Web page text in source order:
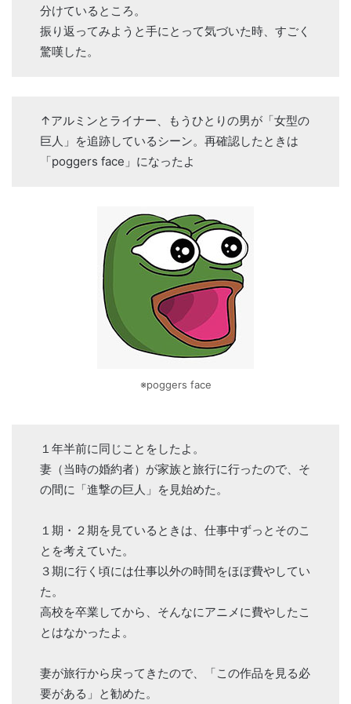
分けているところ。
振り返ってみようと手にとって気づいた時、すごく
驚嘆した。
↑アルミンとライナー、もうひとりの男が「女型の
巨人」を追跡しているシーン。再確認したときは
「poggers face」になったよ
※poggers face
１年半前に同じことをしたよ。
妻（当時の婚約者）が家族と旅行に行ったので、そ
の間に「進撃の巨人」を見始めた。
１期・２期を見ているときは、仕事中ずっとそのこ
とを考えていた。
３期に行く頃には仕事以外の時間をほぼ費やしてい
た。
高校を卒業してから、そんなにアニメに費やしたこ
とはなかったよ。
妻が旅行から戻ってきたので、「この作品を見る必
要がある」と勧めた。